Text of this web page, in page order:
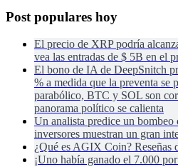
Post populares hoy
El precio de XRP podría
vea las entradas de $ 5B en el
El bono de IA de DeepSnitch
% a medida que la preventa se
parabólico, BTC y SOL son
panorama político se calienta
Un analista predice un
inversores muestran un gran
¿Qué es AGIX Coin? Reseñas
¡Uno había ganado el 7.000